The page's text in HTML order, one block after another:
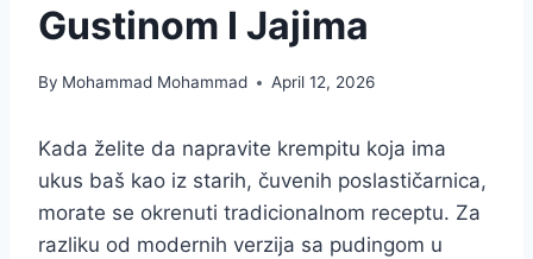
Gustinom I Jajima
By Mohammad Mohammad April 12, 2026
Kada želite da napravite krempitu koja ima
ukus baš kao iz starih, čuvenih poslastičarnica,
morate se okrenuti tradicionalnom receptu. Za
razliku od modernih verzija sa pudingom u